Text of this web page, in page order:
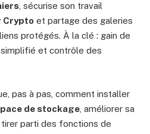
, sécurise son travail
Crypto et partage des galeries
protégés. À la clé : gain de
et contrôle des
pas à pas, comment installer
de stockage , améliorer sa
parti des fonctions de